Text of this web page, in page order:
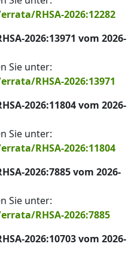
RHSA-2026:12282
2026:13971 vom 2026-
Sie unter:
RHSA-2026:13971
2026:11804 vom 2026-
Sie unter:
RHSA-2026:11804
2026:7885 vom 2026-
Sie unter:
RHSA-2026:7885
2026:10703 vom 2026-